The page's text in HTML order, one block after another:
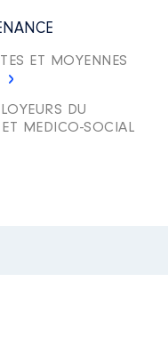
ET MOYENNES
DU
MEDICO-SOCIAL